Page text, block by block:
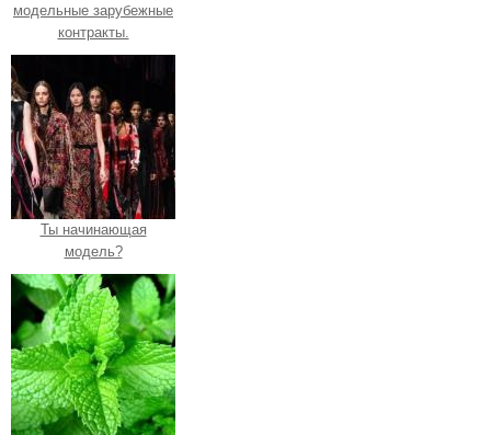
модельные зарубежные
контракты.
Ты начинающая
модель?